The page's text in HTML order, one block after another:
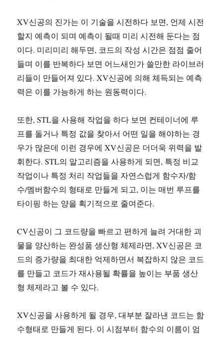
XV신공의 진가는 이 기술을 시전하다 보면, 언제 시전
할지 예측이 되며 예측이 될때 미리 시전해 둔다는 점
이다. 미리미리 해두면, 코드의 작성 시간은 점점 줄어
들며 이를 반복하다 보면 어느새인가 쓸만한 라이브러
리들이 만들어져 있다. XV신공에 의해 체득되는 예측
력은 이를 가능하게 하는 원동력이다.
또한, STL을 사용해 작업을 하다 보면 컨테이너에 루
프를 돌거나 특정 값을 찾아서 어떤 일을 해야하는 경
우가 많은데 이런 경우에 XV신공은 더더욱 위력을 발
휘한다. STL의 알고리즘을 사용하게 되면, 특정 비교
작업이나 특정 처리 작업들을 자연스럽게 함수자/함
수/멤버함수의 형태로 만들게 되고, 이는 매번 루프를
타이핑 하는 양을 획기적으로 줄여준다.
CV신공이 그 코드량을 빠르고 편하게 늘려 거대한 괴
물을 양산하는 완성품 생산형 체제라면, XV신공은 코
드의 증가량을 최대한 억제하면서 복잡하지 않은 코드
를 만들고 코드가 재사용될 확률을 높이는 부품 생산
형 체제라고 볼 수 있다.
XV신공을 사용하게 될 경우, 대부분 잘라낸 코드는 함
수형태로 만들게 된다. 이 시점부터 함수의 이름이 엄